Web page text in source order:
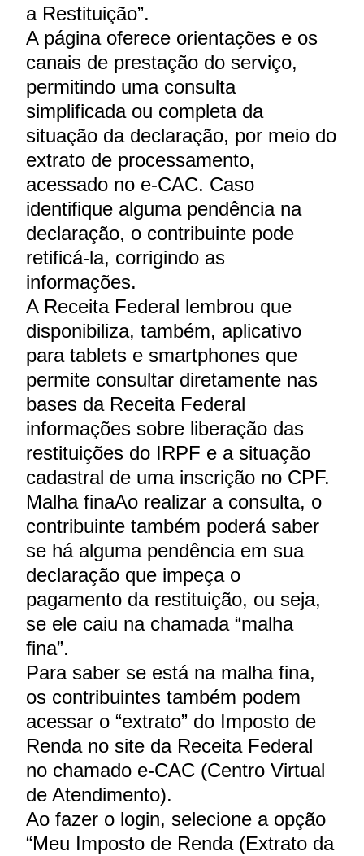
a Restituição”.
A página oferece orientações e os
canais de prestação do serviço,
permitindo uma consulta
simplificada ou completa da
situação da declaração, por meio do
extrato de processamento,
acessado no e-CAC. Caso
identifique alguma pendência na
declaração, o contribuinte pode
retificá-la, corrigindo as
informações.
A Receita Federal lembrou que
disponibiliza, também, aplicativo
para tablets e smartphones que
permite consultar diretamente nas
bases da Receita Federal
informações sobre liberação das
restituições do IRPF e a situação
cadastral de uma inscrição no CPF.
Malha finaAo realizar a consulta, o
contribuinte também poderá saber
se há alguma pendência em sua
declaração que impeça o
pagamento da restituição, ou seja,
se ele caiu na chamada “malha
fina”.
Para saber se está na malha fina,
os contribuintes também podem
acessar o “extrato” do Imposto de
Renda no site da Receita Federal
no chamado e-CAC (Centro Virtual
de Atendimento).
Ao fazer o login, selecione a opção
“Meu Imposto de Renda (Extrato da